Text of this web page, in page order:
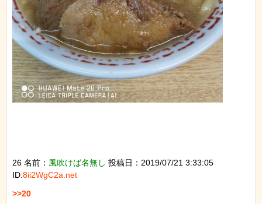
26 名前： 風吹けば名無し 投稿日：2019/07/21 3:33:05
ID:8ii2WgC2a.net
>>20